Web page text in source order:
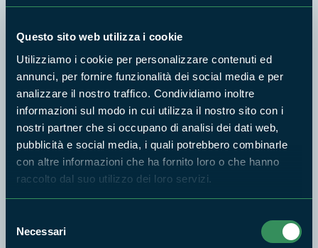
Questo sito web utilizza i cookie
Utilizziamo i cookie per personalizzare contenuti ed
annunci, per fornire funzionalità dei social media e per
analizzare il nostro traffico. Condividiamo inoltre
informazioni sul modo in cui utilizza il nostro sito con i
nostri partner che si occupano di analisi dei dati web,
pubblicità e social media, i quali potrebbero combinarle
con altre informazioni che ha fornito loro o che hanno
raccolto dal suo utilizzo dei loro servizi.
delNecessari
un coro ligneo intagliato del Seicento e una terracotta
smaltata di Jacopo Beneventano (1522). Ma è la cripta la
sorpresa maggiore: a nove navate, suddivise da basse
colonne con ricchi capitelli romanici. Con un po' di fantasia vi
si possono ancora scorgere in preghiera gli antichi pellegrini
in viaggio verso Roma, come secoli fa. Di fronte al duomo
sorge la bella torre Julia de' Jacopo, testimonianza dell'antica
cinta muraria, dove ha sede il centro visite della Riserva. Nel
settore meridionale dell'Area Protetta sorge il minuscolo e
gradevole borgo di Torre Alfina, dominato da un vistoso
castello turrito ricostruito in forme medievali nell'Ottocento,
di proprietà privata. Infine, sul fiume Paglia, alle porte